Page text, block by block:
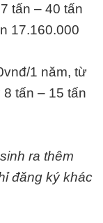
tấn – 40 tấn
17.160.000
1 năm, từ
tấn – 15 tấn
ra thêm
đăng ký khác